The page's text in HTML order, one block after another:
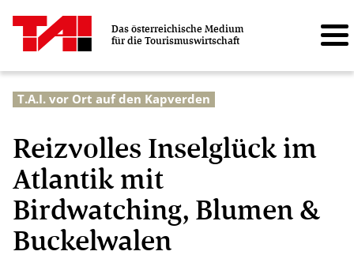
Das österreichische Medium
für die Tourismuswirtschaft
T.A.I. vor Ort auf den Kapverden
Reizvolles Inselglück im
Atlantik mit
Birdwatching, Blumen &
Buckelwalen